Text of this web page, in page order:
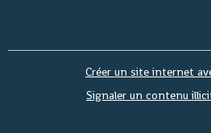
Créer un site internet
Signaler un contenu